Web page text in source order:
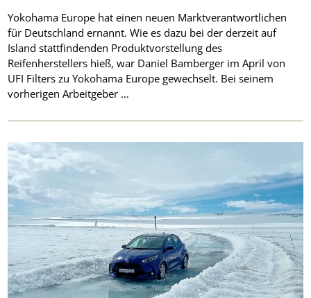
Yokohama Europe hat einen neuen Marktverantwortlichen
für Deutschland ernannt. Wie es dazu bei der derzeit auf
Island stattfindenden Produktvorstellung des
Reifenherstellers hieß, war Daniel Bamberger im April von
UFI Filters zu Yokohama Europe gewechselt. Bei seinem
vorherigen Arbeitgeber …